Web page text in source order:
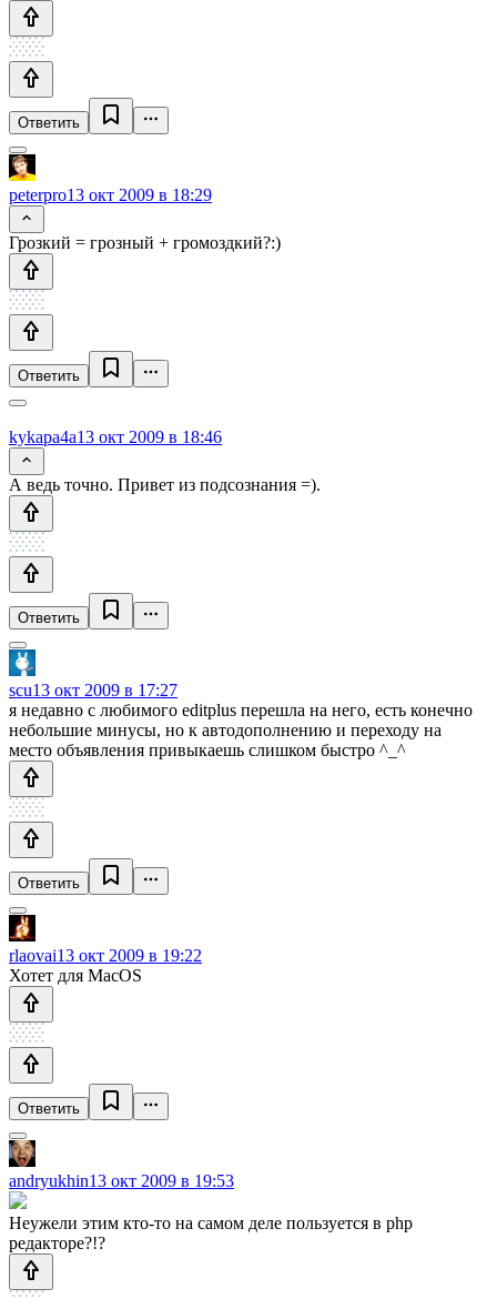
Ответить
peterpro13 окт 2009 в 18:29
Грозкий = грозный + громоздкий?:)
Ответить
kykapa4a13 окт 2009 в 18:46
А ведь точно. Привет из подсознания =).
Ответить
scu13 окт 2009 в 17:27
я недавно с любимого editplus перешла на него, есть конечно
небольшие минусы, но к автодополнению и переходу на
место объявления привыкаешь слишком быстро ^_^
Ответить
rlaovai13 окт 2009 в 19:22
Хотет для MacOS
Ответить
andryukhin13 окт 2009 в 19:53
Неужели этим кто-то на самом деле пользуется в php
редакторе?!?